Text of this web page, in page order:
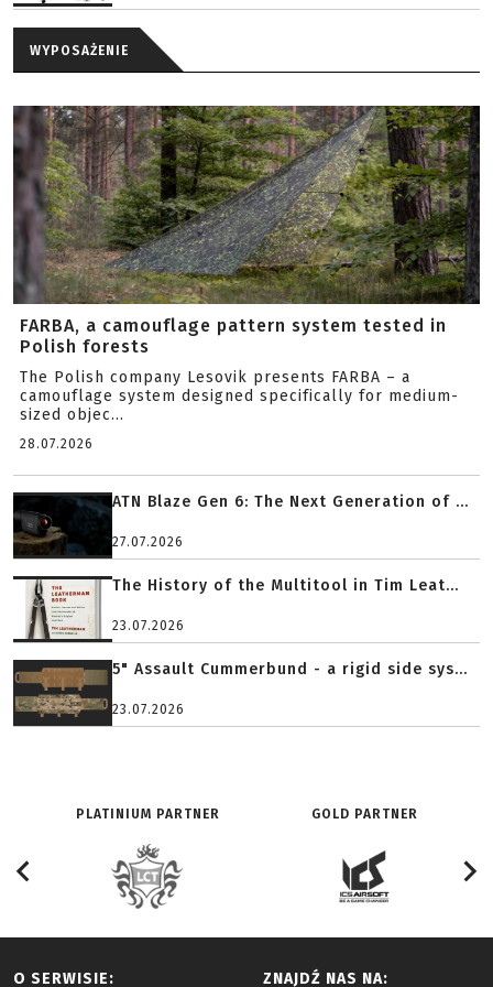
WYPOSAŻENIE
FARBA, a camouflage pattern system tested in
Polish forests
The Polish company Lesovik presents FARBA – a
camouflage system designed specifically for medium-
sized objec...
28.07.2026
ATN Blaze Gen 6: The Next Generation of ...
27.07.2026
The History of the Multitool in Tim Leat...
23.07.2026
5" Assault Cummerbund - a rigid side sys...
23.07.2026
PLATINIUM PARTNER GOLD PARTNER
O SERWISIE: ZNAJDŹ NAS NA: